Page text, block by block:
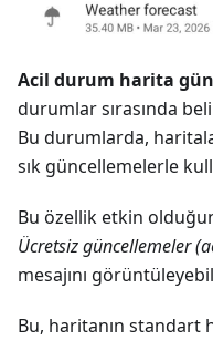
Acil durum harita
durumlar sırasında
Bu durumlarda,
sık güncellemelerle
Bu özellik etkin
Ücretsiz güncellemeler
mesajını
Bu, haritanın standart